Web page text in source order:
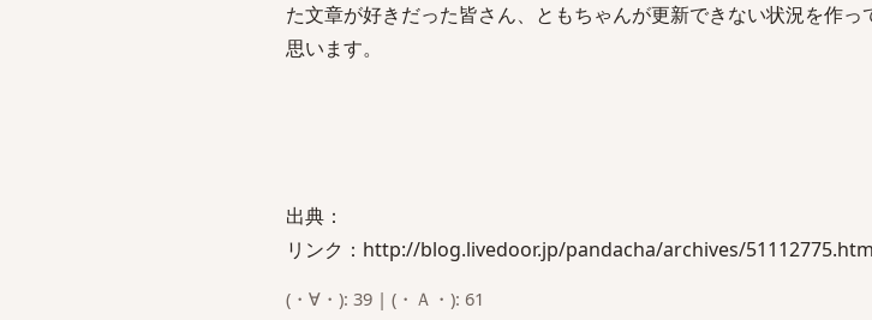
た文章が好きだった皆さん、ともちゃんが更新できない状況を作
思います。
出典：
リンク：http://blog.livedoor.jp/pandacha/archives/
(・∀・): 39 | (・Ａ・): 61